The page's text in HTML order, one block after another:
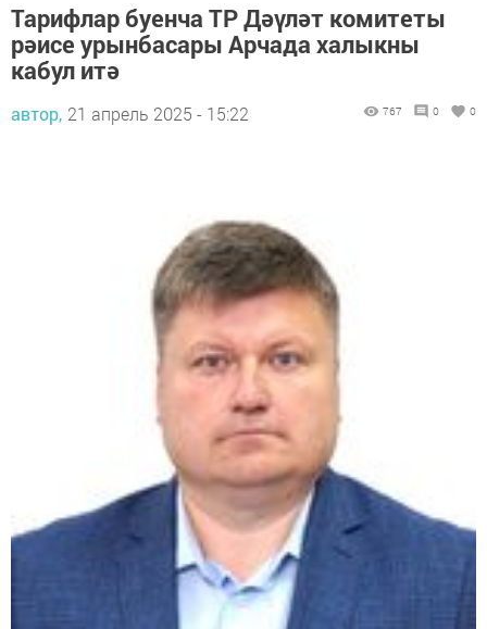
Тарифлар буенча ТР Дәүләт комитеты
рәисе урынбасары Арчада халыкны
кабул итә
автор, 21 апрель 2025 - 15:22 767 0 0